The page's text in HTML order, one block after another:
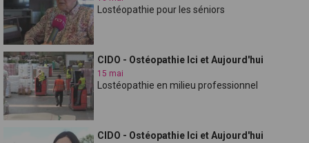
Lostéopathie pour les séniors
CIDO - Ostéopathie Ici et Aujourd'hui
15 mai
Lostéopathie en milieu professionnel
CIDO - Ostéopathie Ici et Aujourd'hui